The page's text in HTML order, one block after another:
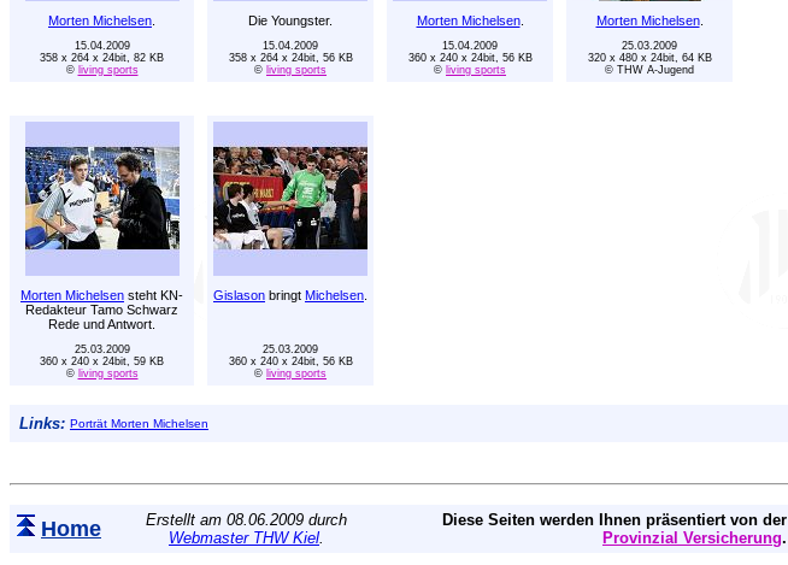
Morten Michelsen Die Youngster. Morten Michelsen. Morten Michelsen.
15.04.2009
358 x 264 x 24bit, 82 KB
© living sports
15.04.2009
358 x 264 x 24bit, 56 KB
© living sports
15.04.2009
360 x 240 x 24bit, 56 KB
© living sports
25.03.2009
320 x 480 x 24bit, 64 KB
© THW A-Jugend
Morten Michelsen steht KN-
Redakteur Tamo Schwarz
Rede und Antwort.
Gislason bringt Michelsen
25.03.2009
360 x 240 x 24bit, 59 KB
© living sports
25.03.2009
360 x 240 x 24bit, 56 KB
© living sports
Links: Porträt Morten Michelsen
Home
Erstellt am 08.06.2009 durch
Webmaster THW Kiel
Diese Seiten werden Ihnen präsentiert von der
Provinzial Versicherung.